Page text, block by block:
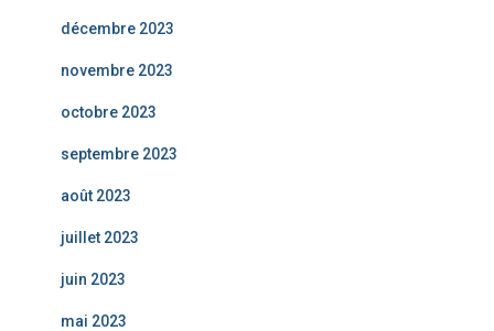
décembre 2023
novembre 2023
octobre 2023
septembre 2023
août 2023
juillet 2023
juin 2023
mai 2023